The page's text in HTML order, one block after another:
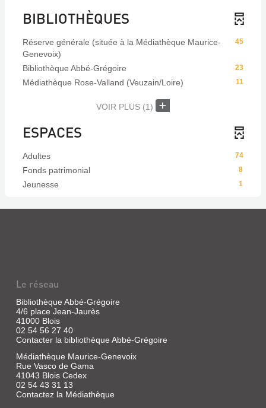
BIBLIOTHÈQUES
45
Réserve générale (située à la Médiathèque Maurice-
Genevoix)
23
Bibliothèque Abbé-Grégoire
11
Médiathèque Rose-Valland (Veuzain/Loire)
VOIR PLUS (1)
ESPACES
74
Adultes
8
Fonds patrimonial
1
Jeunesse
Le réseau
Bibliothèque Abbé-Grégoire
4/6 place Jean-Jaurès
41000 Blois
02 54 56 27 40
Contacter la bibliothèque Abbé-Grégoire
Médiathèque Maurice-Genevoix
Rue Vasco de Gama
41043 Blois Cedex
02 54 43 31 13
Contactez la Médiathèque